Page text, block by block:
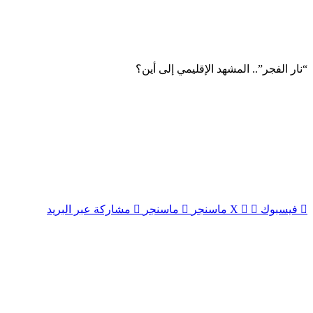
“نار الفجر”.. المشهد الإقليمي إلى أين؟
فيسبوك ‫X ماسنجر ماسنجر مشاركة عبر البريد